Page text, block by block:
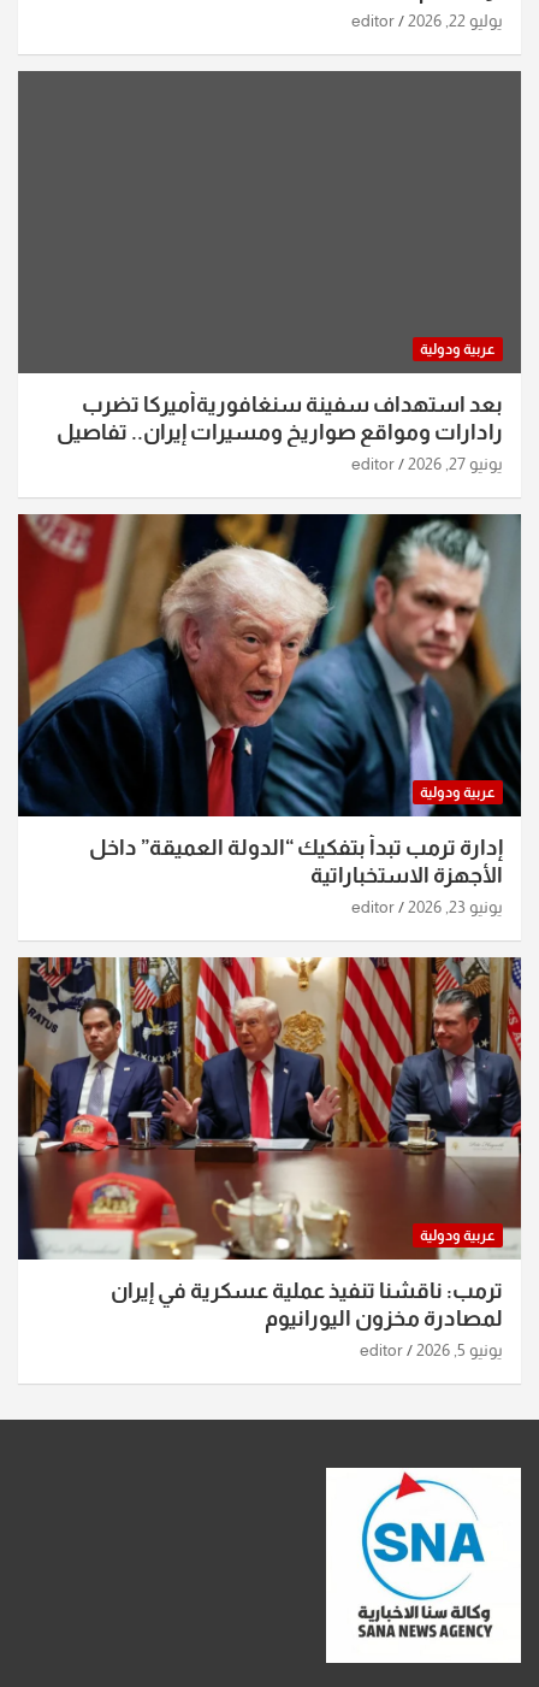
يوليو 22, 2026 editor
عربية ودولية
بعد استهداف سفينة سنغافوريةأميركا تضرب
رادارات ومواقع صواريخ ومسيرات إيران.. تفاصيل
الساعات الماضية
يونيو 27, 2026 editor
عربية ودولية
إدارة ترمب تبدأ بتفكيك “الدولة العميقة” داخل
الأجهزة الاستخباراتية
يونيو 23, 2026 editor
عربية ودولية
ترمب: ناقشنا تنفيذ عملية عسكرية في إيران
لمصادرة مخزون اليورانيوم
يونيو 5, 2026 editor